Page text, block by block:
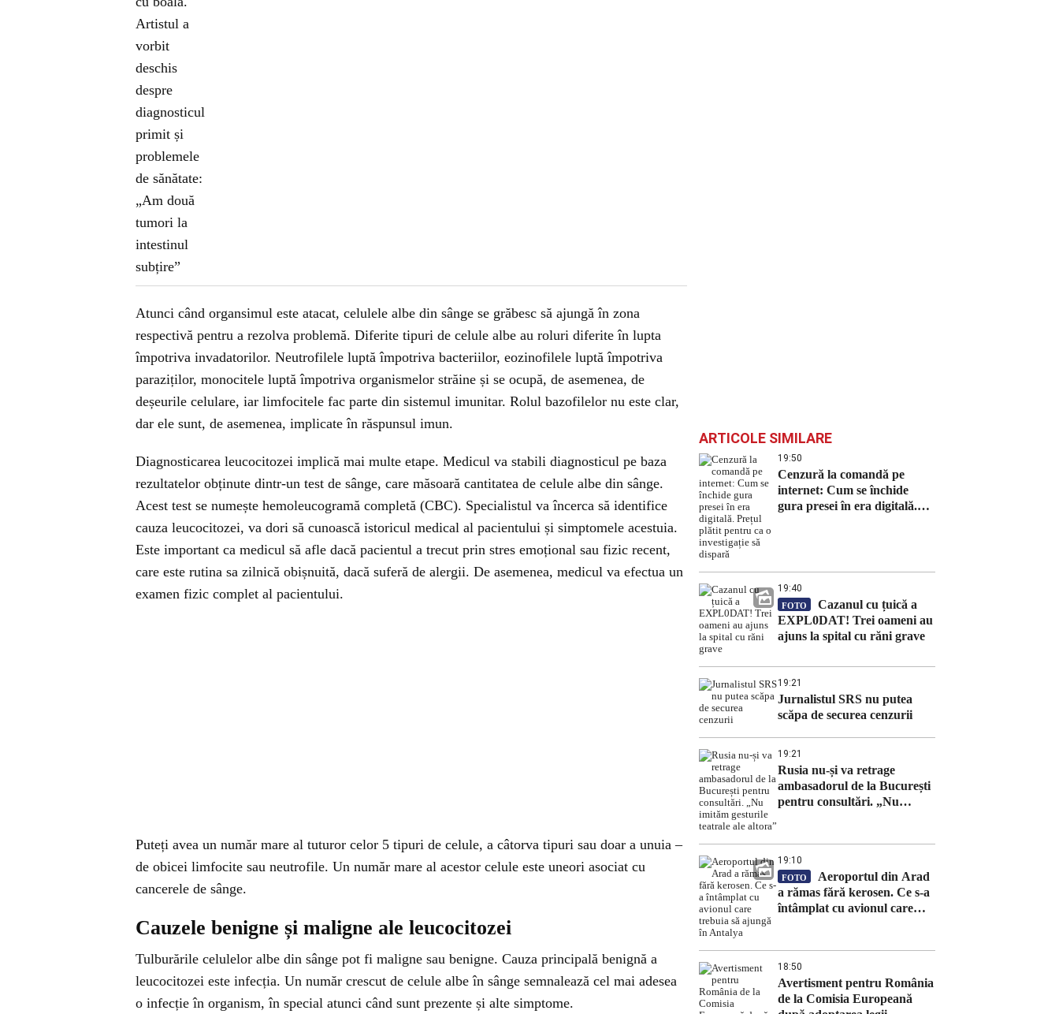
Atunci când organsimul este atacat, celulele albe din sânge se grăbesc să ajungă în zona
respectivă pentru a rezolva problemă. Diferite tipuri de celule albe au roluri diferite în lupta
împotriva invadatorilor. Neutrofilele luptă împotriva bacteriilor, eozinofilele luptă împotriva
paraziților, monocitele luptă împotriva organismelor străine și se ocupă, de asemenea, de
deșeurile celulare, iar limfocitele fac parte din sistemul imunitar. Rolul bazofilelor nu este clar,
dar ele sunt, de asemenea, implicate în răspunsul imun.
Diagnosticarea leucocitozei implică mai multe etape. Medicul va stabili diagnosticul pe baza
rezultatelor obținute dintr-un test de sânge, care măsoară cantitatea de celule albe din sânge.
Acest test se numește hemoleucogramă completă (CBC). Specialistul va încerca să identifice
cauza leucocitozei, va dori să cunoască istoricul medical al pacientului și simptomele acestuia.
Este important ca medicul să afle dacă pacientul a trecut prin stres emoțional sau fizic recent,
care este rutina sa zilnică obișnuită, dacă suferă de alergii. De asemenea, medicul va efectua un
examen fizic complet al pacientului.
Puteți avea un număr mare al tuturor celor 5 tipuri de celule, a câtorva tipuri sau doar a unuia –
de obicei limfocite sau neutrofile. Un număr mare al acestor celule este uneori asociat cu
cancerele de sânge.
Cauzele benigne și maligne ale leucocitozei
Tulburările celulelor albe din sânge pot fi maligne sau benigne. Cauza principală benignă a
leucocitozei este infecția. Un număr crescut de celule albe în sânge semnalează cel mai adesea
o infecție în organism, în special atunci când sunt prezente și alte simptome.
ARTICOLE SIMILARE
19:50
Cenzură la comandă pe
internet: Cum se închide
gura presei în era digitală.
19:40
FOTO
Cazanul cu țuică a
EXPL0DAT! Trei oameni au
ajuns la spital cu răni grave
19:21
Jurnalistul SRS nu putea
scăpa de securea cenzurii
19:21
Rusia nu-și va retrage
ambasadorul de la București
pentru consultări. „Nu
19:10
FOTO
Aeroportul din Arad
a rămas fără kerosen. Ce s-a
întâmplat cu avionul care
18:50
Avertisment pentru România
de la Comisia Europeană